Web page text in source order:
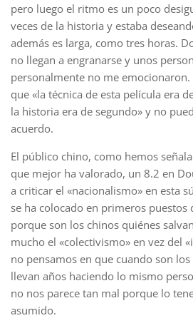
pero luego el ritmo es un poco
veces de la historia y estaba
además es larga, como tres horas.
no llegan a engranarse y unos
personalmente no me emocionaron.
que «la técnica de esta película era
la historia era de segundo» y no
acuerdo.
El público chino, como hemos
que mejor ha valorado, un 8.2 en
a criticar el «nacionalismo» en esta
se ha colocado en primeros
porque son los chinos quiénes
mucho el «colectivismo» en vez del
no pensamos en que cuando son
llevan años haciendo lo mismo
no nos parece tan mal porque lo
asumido.